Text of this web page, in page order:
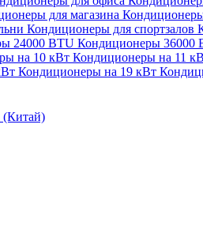
для магазина
Кондиционеры для спортзалов
24000 BTU Кондиционеры 36000
на 10 кВт Кондиционеры на 11
Кондиционеры на 19 кВт